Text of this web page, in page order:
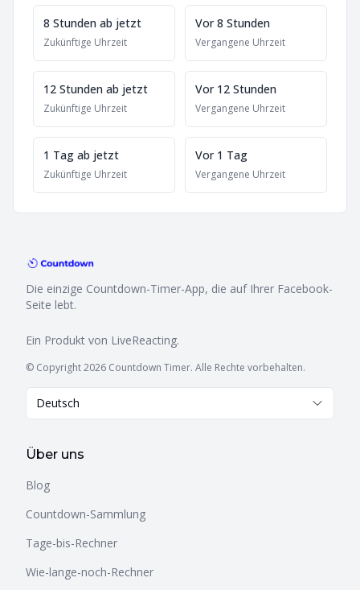
8 Stunden ab jetzt
Zukünftige Uhrzeit
Vor 8 Stunden
Vergangene Uhrzeit
12 Stunden ab jetzt
Zukünftige Uhrzeit
Vor 12 Stunden
Vergangene Uhrzeit
1 Tag ab jetzt
Zukünftige Uhrzeit
Vor 1 Tag
Vergangene Uhrzeit
Die einzige Countdown-Timer-App, die auf Ihrer Facebook-
Seite lebt.
Ein Produkt von LiveReacting.
© Copyright 2026 Countdown Timer. Alle Rechte vorbehalten.
Deutsch
Über uns
Blog
Countdown-Sammlung
Tage-bis-Rechner
Wie-lange-noch-Rechner